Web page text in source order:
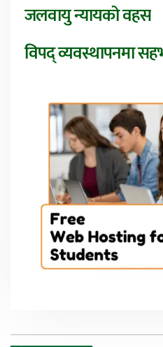
जलवायु न्यायको वहस
विपद् व्यवस्थापनमा